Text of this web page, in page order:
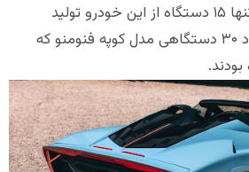
خواهد بود. لامبورگینی تنها ۱۵ دستگاه از این خودرو تولید
می‌کند؛ یعنی نصف تعداد ۳۰ دستگاهی مدل کوپه فنومنو که